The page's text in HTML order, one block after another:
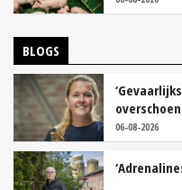
BLOGS
06-08-2026